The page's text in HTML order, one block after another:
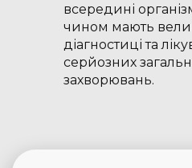
всередині
чином мають
діагностиці та
серйозних
захворювань.